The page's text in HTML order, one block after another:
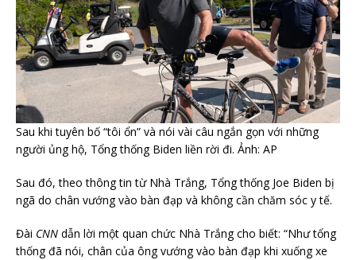
Sau khi tuyên bố “tôi ổn” và nói vài câu ngắn gọn với những
người ủng hộ, Tổng thống Biden liền rời đi. Ảnh: AP
Sau đó, theo thông tin từ Nhà Trắng, Tổng thống Joe Biden bị
ngã do chân vướng vào bàn đạp và không cần chăm sóc y tế.
Đài CNN dẫn lời một quan chức Nhà Trắng cho biết: “Như tổng
thống đã nói, chân của ông vướng vào bàn đạp khi xuống xe